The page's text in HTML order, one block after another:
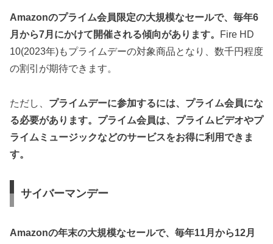
Amazonのプライム会員限定の大規模なセールで、毎年6
月から7月にかけて開催される傾向があります。
Fire HD
10(2023年)もプライムデーの対象商品となり、数千円程度
の割引が期待できます。
ただし、 プライムデーに参加するには、プライム会員にな
る必要があります。プライム会員は、プライムビデオやプ
ライムミュージックなどのサービスをお得に利用できま
す。
サイバーマンデー
Amazonの年末の大規模なセールで、毎年11月から12月